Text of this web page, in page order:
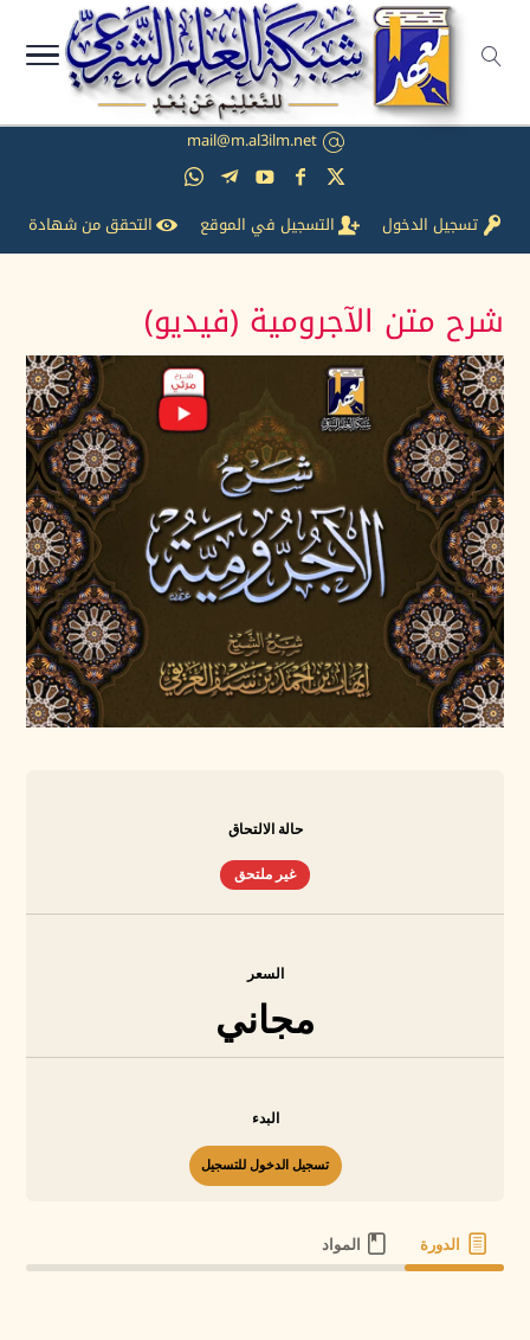
mail@m.al3ilm.net
تسجيل الدخول التسجيل في الموقع التحقق من شهادة
شرح متن الآجرومية (فيديو)
حالة الالتحاق
غير ملتحق
السعر
مجاني
البدء
تسجيل الدخول للتسجيل
الدورة المواد